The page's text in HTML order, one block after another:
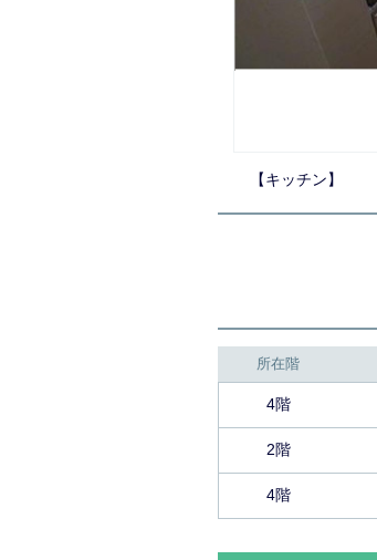
【キッチン】
所在階
4階
2階
4階